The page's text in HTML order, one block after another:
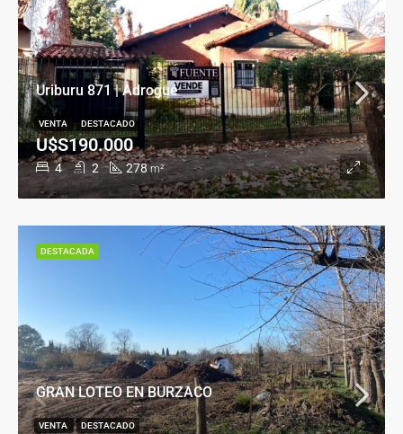
Uriburu 871 | Adrogué
4 2 278 m²
U$S190.000
VENTA DESTACADO
GRAN LOTEO EN BURZACO
VENTA DESTACADO
DESTACADA